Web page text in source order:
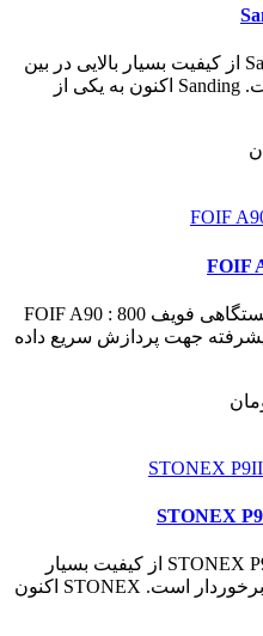
کنترلر اندرویدی سندینگ Sanding H6 از کیفیت بسیار بالایی در بین
کنترلر های اندرویدی برخوردار است. Sanding اکنون به یکی از
ویژگی های کلیدی گیرنده GNSS ایستگاهی فویف FOIF A90 : 800
پیشرفته جهت پردازش سریع داده
کنترلر اندرویدی استونکس STONEX P9III Pro از کیفیت بسیار
بالایی در بین کنترلر های اندرویدی برخوردار است. STONEX اکنون